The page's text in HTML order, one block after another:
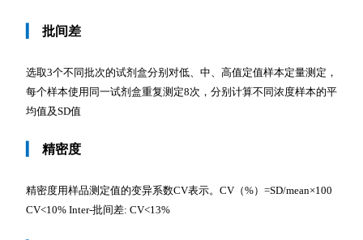
批间差
选取3个不同批次的试剂盒分别对低、中、高值定值样本定量测定，
每个样本使用同一试剂盒重复测定8次，分别计算不同浓度样本的平
均值及SD值
精密度
精密度用样品测定值的变异系数CV表示。CV（%）=SD/mean×100
CV<10% Inter-批间差: CV<13%